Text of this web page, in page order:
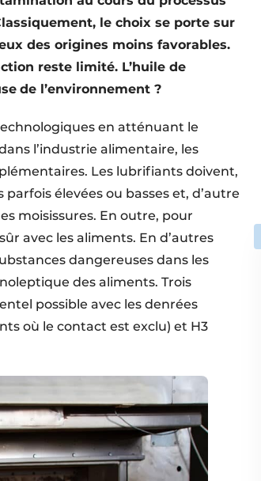
le choix se porte sur
des origines moins favorables.
reste limité. L’huile de
de l’environnement ?
en atténuant le
l’industrie alimentaire, les
Les lubrifiants doivent,
élevées ou basses et, d’autre
moisissures. En outre, pour
avec les aliments. En d’autres
dangereuses dans les
des aliments. Trois
possible avec les denrées
où le contact est exclu) et H3